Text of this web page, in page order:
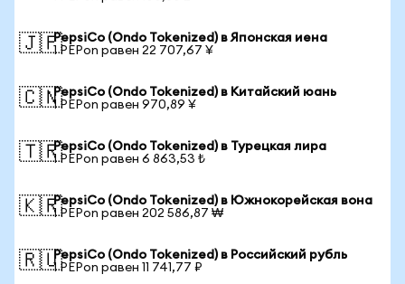
🇯🇵PepsiCo (Ondo Tokenized) в Японская иена
1 PEPon равен 22 707,67 ¥
🇨🇳PepsiCo (Ondo Tokenized) в Китайский юань
1 PEPon равен 970,89 ¥
🇹🇷PepsiCo (Ondo Tokenized) в Турецкая лира
1 PEPon равен 6 863,53 ₺
🇰🇷PepsiCo (Ondo Tokenized) в Южнокорейская вона
1 PEPon равен 202 586,87 ₩
🇷🇺PepsiCo (Ondo Tokenized) в Российский рубль
1 PEPon равен 11 741,77 ₽